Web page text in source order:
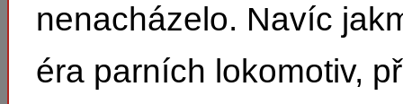
nenacházelo. Navíc
éra parních lokomotiv,